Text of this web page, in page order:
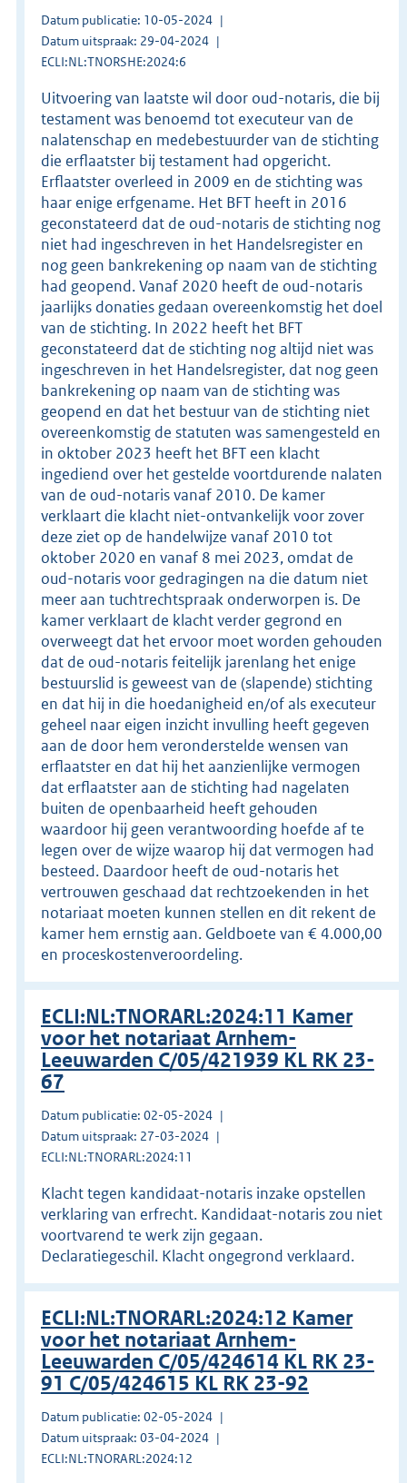
Datum publicatie: 10-05-2024
Datum uitspraak: 29-04-2024
ECLI:NL:TNORSHE:2024:6
Uitvoering van laatste wil door oud-notaris, die bij
testament was benoemd tot executeur van de
nalatenschap en medebestuurder van de stichting
die erflaatster bij testament had opgericht.
Erflaatster overleed in 2009 en de stichting was
haar enige erfgename. Het BFT heeft in 2016
geconstateerd dat de oud-notaris de stichting nog
niet had ingeschreven in het Handelsregister en
nog geen bankrekening op naam van de stichting
had geopend. Vanaf 2020 heeft de oud-notaris
jaarlijks donaties gedaan overeenkomstig het doel
van de stichting. In 2022 heeft het BFT
geconstateerd dat de stichting nog altijd niet was
ingeschreven in het Handelsregister, dat nog geen
bankrekening op naam van de stichting was
geopend en dat het bestuur van de stichting niet
overeenkomstig de statuten was samengesteld en
in oktober 2023 heeft het BFT een klacht
ingediend over het gestelde voortdurende nalaten
van de oud-notaris vanaf 2010. De kamer
verklaart die klacht niet-ontvankelijk voor zover
deze ziet op de handelwijze vanaf 2010 tot
oktober 2020 en vanaf 8 mei 2023, omdat de
oud-notaris voor gedragingen na die datum niet
meer aan tuchtrechtspraak onderworpen is. De
kamer verklaart de klacht verder gegrond en
overweegt dat het ervoor moet worden gehouden
dat de oud-notaris feitelijk jarenlang het enige
bestuurslid is geweest van de (slapende) stichting
en dat hij in die hoedanigheid en/of als executeur
geheel naar eigen inzicht invulling heeft gegeven
aan de door hem veronderstelde wensen van
erflaatster en dat hij het aanzienlijke vermogen
dat erflaatster aan de stichting had nagelaten
buiten de openbaarheid heeft gehouden
waardoor hij geen verantwoording hoefde af te
legen over de wijze waarop hij dat vermogen had
besteed. Daardoor heeft de oud-notaris het
vertrouwen geschaad dat rechtzoekenden in het
notariaat moeten kunnen stellen en dit rekent de
kamer hem ernstig aan. Geldboete van € 4.000,00
en proceskostenveroordeling.
ECLI:NL:TNORARL:2024:11 Kamer
voor het notariaat Arnhem-
Leeuwarden C/05/421939 KL RK 23-
67
Datum publicatie: 02-05-2024
Datum uitspraak: 27-03-2024
ECLI:NL:TNORARL:2024:11
Klacht tegen kandidaat-notaris inzake opstellen
verklaring van erfrecht. Kandidaat-notaris zou niet
voortvarend te werk zijn gegaan.
Declaratiegeschil. Klacht ongegrond verklaard.
ECLI:NL:TNORARL:2024:12 Kamer
voor het notariaat Arnhem-
Leeuwarden C/05/424614 KL RK 23-
91 C/05/424615 KL RK 23-92
Datum publicatie: 02-05-2024
Datum uitspraak: 03-04-2024
ECLI:NL:TNORARL:2024:12